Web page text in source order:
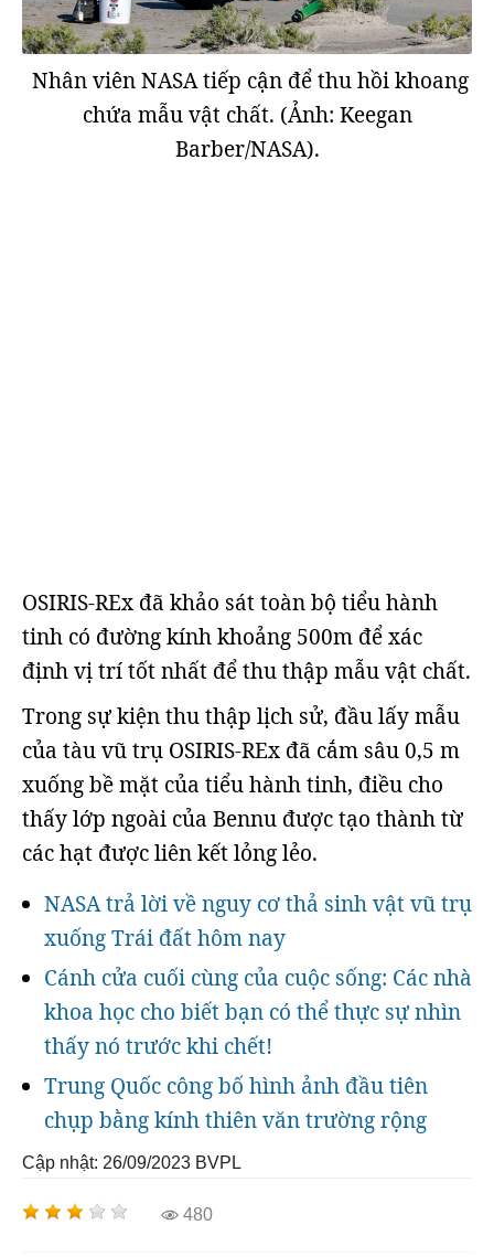
Nhân viên NASA tiếp cận để thu hồi khoang
chứa mẫu vật chất. (Ảnh: Keegan
Barber/NASA).
OSIRIS-REx đã khảo sát toàn bộ tiểu hành
tinh có đường kính khoảng 500m để xác
định vị trí tốt nhất để thu thập mẫu vật chất.
Trong sự kiện thu thập lịch sử, đầu lấy mẫu
của tàu vũ trụ OSIRIS-REx đã cắm sâu 0,5 m
xuống bề mặt của tiểu hành tinh, điều cho
thấy lớp ngoài của Bennu được tạo thành từ
các hạt được liên kết lỏng lẻo.
NASA trả lời về nguy cơ thả sinh vật vũ trụ
xuống Trái đất hôm nay
Cánh cửa cuối cùng của cuộc sống: Các nhà
khoa học cho biết bạn có thể thực sự nhìn
thấy nó trước khi chết!
Trung Quốc công bố hình ảnh đầu tiên
chụp bằng kính thiên văn trường rộng
Cập nhật: 26/09/2023 BVPL
480